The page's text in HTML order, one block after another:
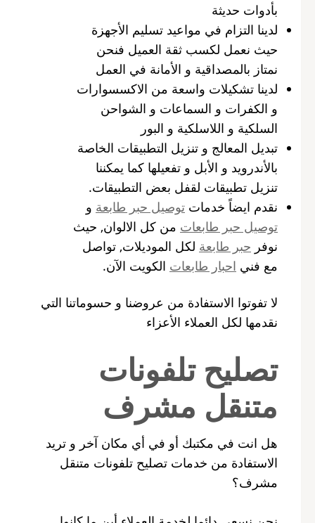
بأدوات حديثة
لدينا التزام في مواعيد تسليم الأجهزة
حيث نعمل لكسب ثقة العميل فنحن
نمتاز بالمصداقية و الأمانة في العمل
لدينا تشكيلات واسعة من الاكسسوارات
و الكفرات و السماعات و الشواحن
السلكية و اللاسلكية و البور
تبديل المعالج و تنزيل التطبيقات الخاصة
بالأندرويد و الأبل و تفعيلها كما يمكننا
تنزيل تطبيقات لقفل بعض التطبيقات.
نقدم ايضاً خدمات توصيل حبر طابعة و
توصيل حبر طابعات من كل الالوان, حيث
نوفر حبر طابعة لكل الموديلات, تواصل
مع فني احبار طابعات الكويت الآن.
لا تفوتوا الاستفادة من عروضنا و حسوماتنا التي
نقدمها لكل العملاء الأعزاء
تصليح تلفونات
متنقل مشرف
هل انت في مكتبك أو في أي مكان آخر و تريد
الاستفادة من خدمات تصليح تلفونات متنقل
مشرف؟